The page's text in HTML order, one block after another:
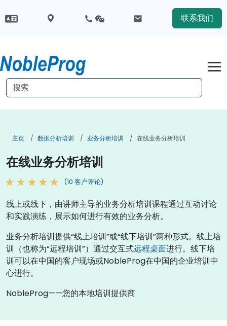
联系我们
主页 数据分析培训 业务分析培训 在线业务分析培训
在线业务分析培训
(10 客户评论)
线上或线下，由讲师主导的业务分析培训课程通过互动讨论
和实践演练，展示如何进行有效的业务分析。
业务分析培训提供“线上培训”或“线下培训”两种形式。线上培
训（也称为“远程培训”）通过交互式远程桌面进行。线下培
训可以在中国的客户现场或NobleProg在中国的企业培训中
心进行。
NobleProg——您的本地培训提供商